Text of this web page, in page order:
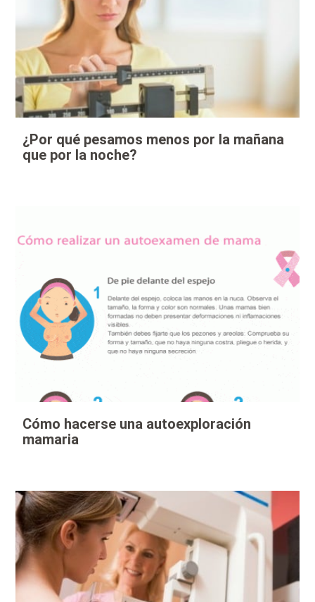
¿Por qué pesamos menos por la mañana
que por la noche?
Cómo hacerse una autoexploración
mamaria